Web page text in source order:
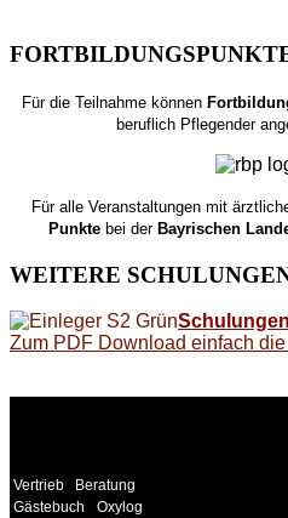
Für die Teilnahme können
beruflich Pflegender
Für alle Veranstaltungen mit
Punkte bei derBayrischen
WEITERE
Zum PDF Download einfach
Vertrieb
Beratung
Gästebuch
Oxylog